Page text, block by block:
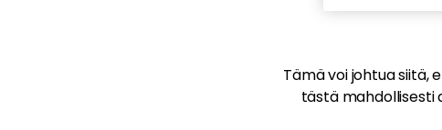
Tämä voi johtua siitä,
tästä mahdollisesti